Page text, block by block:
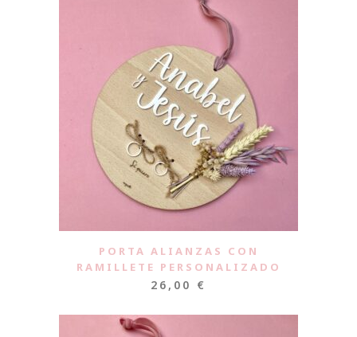
PORTA ALIANZAS CON
RAMILLETE PERSONALIZADO
26,00 €